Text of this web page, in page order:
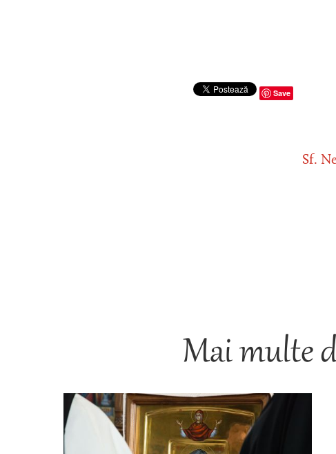
Starețul
dimpreună
Save
Sf.
Mai multe